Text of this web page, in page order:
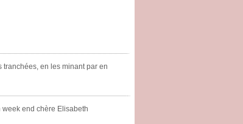
en les minant par en
end chère Elisabeth